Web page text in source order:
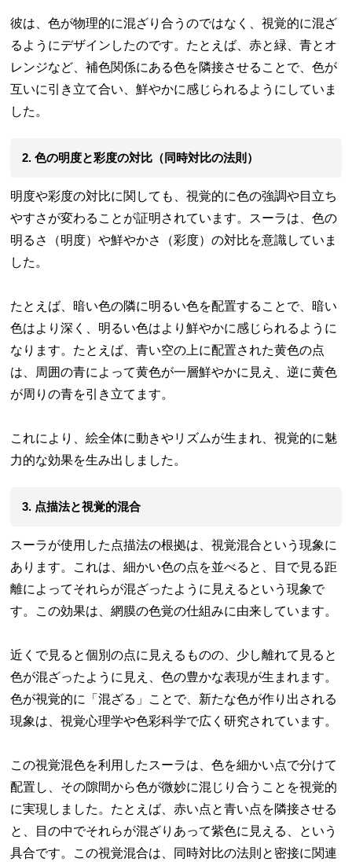
彼は、色が物理的に混ざり合うのではなく、視覚的に混ざ
るようにデザインしたのです。たとえば、赤と緑、青とオ
レンジなど、補色関係にある色を隣接させることで、色が
互いに引き立て合い、鮮やかに感じられるようにしていま
した。
2. 色の明度と彩度の対比（同時対比の法則）
明度や彩度の対比に関しても、視覚的に色の強調や目立ち
やすさが変わることが証明されています。スーラは、色の
明るさ（明度）や鮮やかさ（彩度）の対比を意識していま
した。
たとえば、暗い色の隣に明るい色を配置することで、暗い
色はより深く、明るい色はより鮮やかに感じられるように
なります。たとえば、青い空の上に配置された黄色の点
は、周囲の青によって黄色が一層鮮やかに見え、逆に黄色
が周りの青を引き立てます。
これにより、絵全体に動きやリズムが生まれ、視覚的に魅
力的な効果を生み出しました。
3. 点描法と視覚的混合
スーラが使用した点描法の根拠は、視覚混合という現象に
あります。これは、細かい色の点を並べると、目で見る距
離によってそれらが混ざったように見えるという現象で
す。この効果は、網膜の色覚の仕組みに由来しています。
近くで見ると個別の点に見えるものの、少し離れて見ると
色が混ざったように見え、色の豊かな表現が生まれます。
色が視覚的に「混ざる」ことで、新たな色が作り出される
現象は、視覚心理学や色彩科学で広く研究されています。
この視覚混色を利用したスーラは、色を細かい点で分けて
配置し、その隙間から色が微妙に混じり合うことを視覚的
に実現しました。たとえば、赤い点と青い点を隣接させる
と、目の中でそれらが混ざりあって紫色に見える、という
具合です。この視覚混合は、同時対比の法則と密接に関連